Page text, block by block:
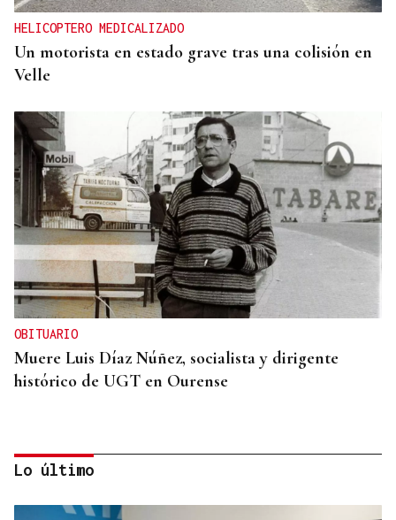
HELICOPTERO MEDICALIZADO
Un motorista en estado grave tras una colisión en
Velle
OBITUARIO
Muere Luis Díaz Núñez, socialista y dirigente
histórico de UGT en Ourense
Lo último